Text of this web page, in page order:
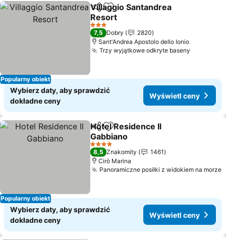
Popularny obiekt
Udostępnij
Dodaj do ulubionych
Villaggio Santandrea
Resort
3 Kategoria
7,5 Dobry
2820
Sant'Andrea Apostolo dello Ionio
Trzy wyjątkowe odkryte baseny
Wybierz daty, aby sprawdzić
dokładne ceny
Wyświetl ceny
Popularny obiekt
Udostępnij
Dodaj do ulubionych
Hotel Residence Il
Gabbiano
4 Kategoria
8,5 Znakomity
1461
Cirò Marina
Panoramiczne posiłki z widokiem na morze
Wybierz daty, aby sprawdzić
dokładne ceny
Wyświetl ceny